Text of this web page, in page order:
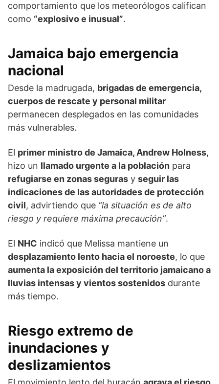
comportamiento que los meteorólogos califican
como “explosivo e inusual”.
Jamaica bajo emergencia
nacional
Desde la madrugada, brigadas de emergencia,
cuerpos de rescate y personal militar
permanecen desplegados en las comunidades
más vulnerables.
El primer ministro de Jamaica, Andrew Holness,
hizo un llamado urgente a la población para
refugiarse en zonas seguras y seguir las
indicaciones de las autoridades de protección
civil, advirtiendo que “la situación es de alto
riesgo y requiere máxima precaución”.
El NHC indicó que Melissa mantiene un
desplazamiento lento hacia el noroeste, lo que
aumenta la exposición del territorio jamaicano a
lluvias intensas y vientos sostenidos durante
más tiempo.
Riesgo extremo de
inundaciones y
deslizamientos